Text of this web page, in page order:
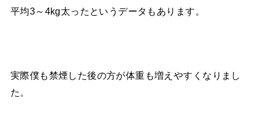
平均3～4kg太ったというデータもあります。
実際僕も禁煙した後の方が体重も増えやすくなりまし
た。